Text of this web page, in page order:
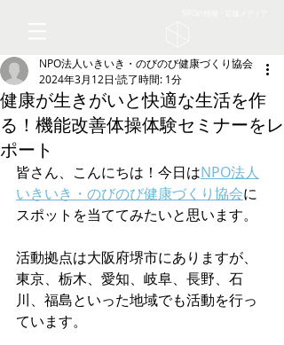
健康が生きがいと快適な生活を作
る！機能改善体操体験セミナーをレ
ポート
NPO法人いきいき・のびのび健康づくり協会
2024年3月12日 読了時間: 1分
皆さん、こんにちは！今日はNPO法人
いきいき・のびのび健康づくり協会に
スポットを当ててみたいと思います。
活動拠点は大阪府堺市にありますが、
東京、栃木、愛知、岐阜、長野、石
川、福島といった地域でも活動を行っ
ています。